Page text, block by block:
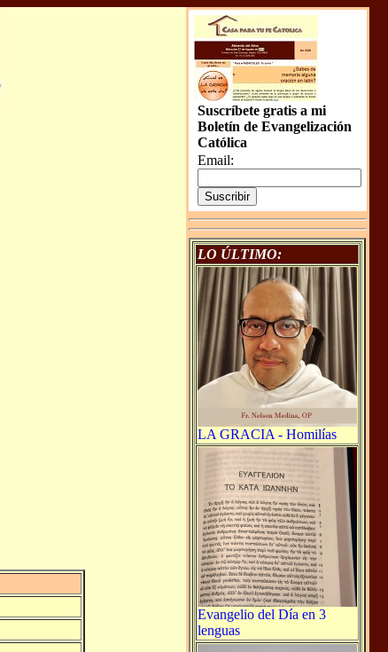
Suscríbete gratis a mi
Boletín de Evangelización
Católica
Email:
LO ÚLTIMO:
LA GRACIA - Homilías
Evangelio del Día en 3
lenguas